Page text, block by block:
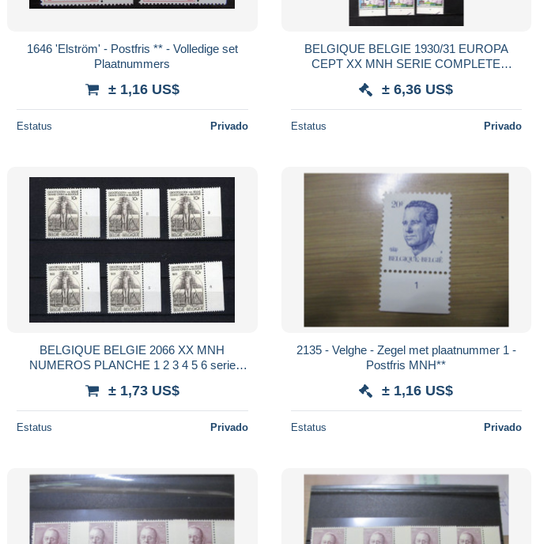
1646 'Elström' - Postfris ** - Volledige set
Plaatnummers
± 1,16 US$
Estatus Privado
BELGIQUE BELGIE 1930/31 EUROPA
CEPT XX MNH SERIE COMPLETE
± 6,36 US$
Estatus Privado
BELGIQUE BELGIE 2066 XX MNH
NUMEROS PLANCHE 1 2 3 4 5 6 serie
± 1,73 US$
Estatus Privado
2135 - Velghe - Zegel met plaatnummer 1 -
Postfris MNH**
± 1,16 US$
Estatus Privado